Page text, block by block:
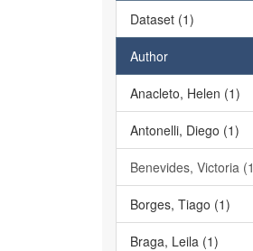
Dataset (1)
Author
Anacleto, Helen (1)
Antonelli, Diego (1)
Benevides, Victoria
Borges, Tiago (1)
Braga, Leila (1)